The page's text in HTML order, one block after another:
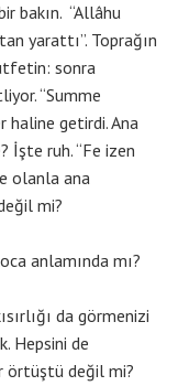
bakın. “Allâhu
yarattı”. Toprağın
sonra
“Summe
haline getirdi. Ana
İşte ruh. “Fe izen
olanla ana
mi?
anlamında mı?
da görmenizi
Hepsini de
örtüştü değil mi?